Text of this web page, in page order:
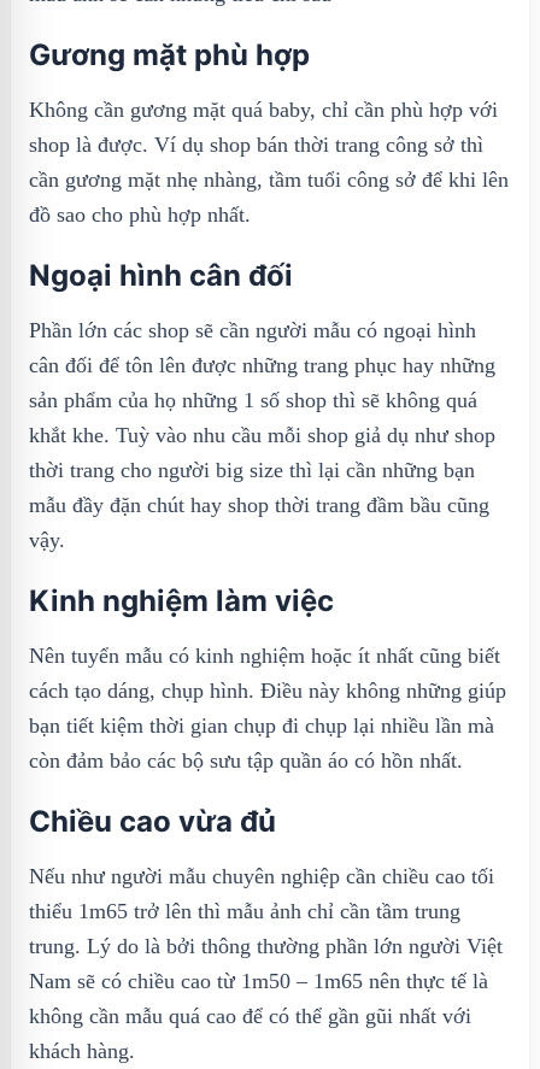
Gương mặt phù hợp
Không cần gương mặt quá baby, chỉ cần phù hợp với
shop là được. Ví dụ shop bán thời trang công sở thì
cần gương mặt nhẹ nhàng, tầm tuổi công sở để khi lên
đồ sao cho phù hợp nhất.
Ngoại hình cân đối
Phần lớn các shop sẽ cần người mẫu có ngoại hình
cân đối để tôn lên được những trang phục hay những
sản phẩm của họ những 1 số shop thì sẽ không quá
khắt khe. Tuỳ vào nhu cầu mỗi shop giả dụ như shop
thời trang cho người big size thì lại cần những bạn
mẫu đầy đặn chút hay shop thời trang đầm bầu cũng
vậy.
Kinh nghiệm làm việc
Nên tuyển mẫu có kinh nghiệm hoặc ít nhất cũng biết
cách tạo dáng, chụp hình. Điều này không những giúp
bạn tiết kiệm thời gian chụp đi chụp lại nhiều lần mà
còn đảm bảo các bộ sưu tập quần áo có hồn nhất.
Chiều cao vừa đủ
Nếu như người mẫu chuyên nghiệp cần chiều cao tối
thiểu 1m65 trở lên thì mẫu ảnh chỉ cần tầm trung
trung. Lý do là bởi thông thường phần lớn người Việt
Nam sẽ có chiều cao từ 1m50 – 1m65 nên thực tế là
không cần mẫu quá cao để có thể gần gũi nhất với
khách hàng.